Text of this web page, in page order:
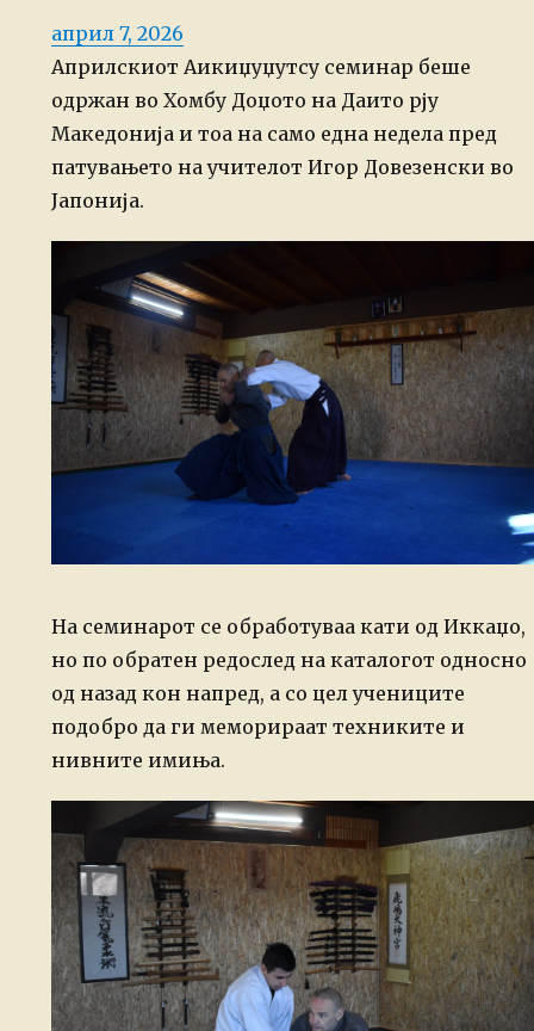
Posted
on
април 7, 2026
Априлскиот Аикиџуџутсу семинар беше
одржан во Хомбу Доџото на Даито рју
Македонија и тоа на само една недела пред
патувањето на учителот Игор Довезенски во
Јапонија.
На семинарот се обработуваа кати од Иккаџо,
но по обратен редослед на каталогот односно
од назад кон напред, а со цел учениците
подобро да ги меморираат техниките и
нивните имиња.